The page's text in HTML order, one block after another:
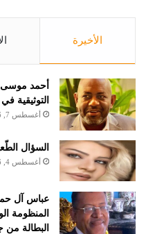
الأخيرة
أحمد موسى
التوثيقية
أغسطس 7, 2026
السؤال
أغسطس 4, 2026
عباس آل
المنظومة
البطالة من